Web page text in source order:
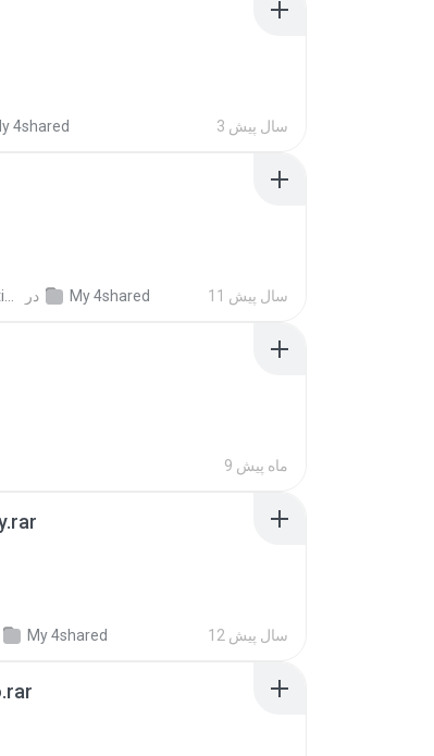
4shared 3 سال پیش
در My 4shared 11 سال پیش
9 ماه پیش
My 4shared 12 سال پیش